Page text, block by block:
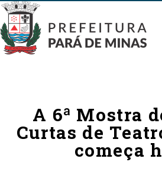
A 6ª Mostra
Curtas de
começa